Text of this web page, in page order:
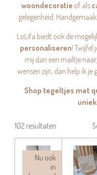
woondecoratie of als
gelegenheid.
LoLifa biedt ook de
personaliseren! Twijfel
mij dan een mailtje naar
wensen zijn, dan help ik je
Shop tegeltjes met
102 resultaten
Nu ook
in